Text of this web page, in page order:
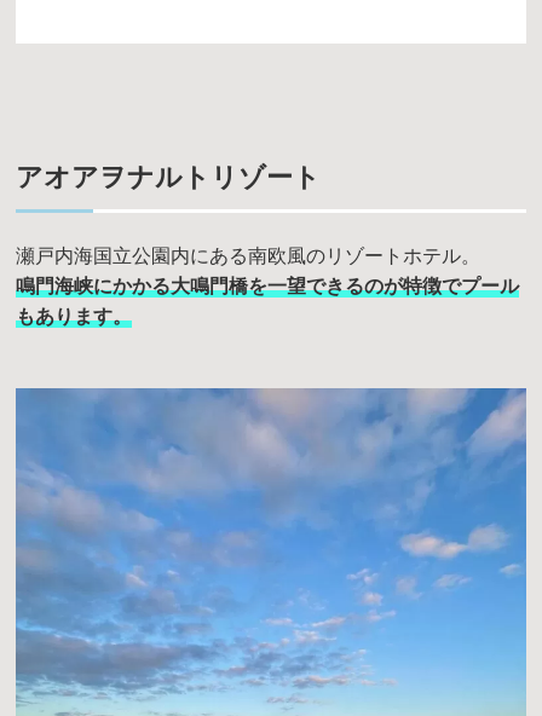
アオアヲナルトリゾート
瀬戸内海国立公園内にある南欧風のリゾートホテル。
鳴門海峡にかかる大鳴門橋を一望できるのが特徴でプール
もあります。